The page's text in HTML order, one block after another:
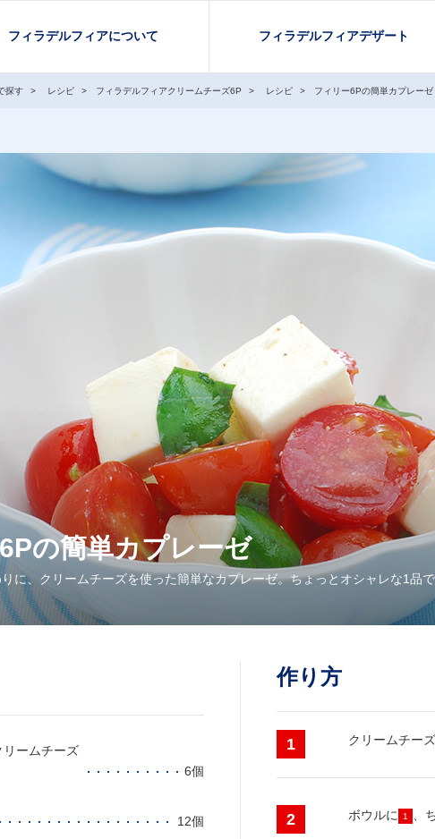
フィラデルフィアについて フィラデルフィアデザート
探す レシピ フィラデルフィアクリームチーズ6P レシピ フィリー6Pの簡単カプレーゼ
の簡単カプレーゼ
に、クリームチーズを使った簡単なカプレーゼ。ちょっとオシャレな1品
リームチーズ
6個
12個
作り方
クリームチー
ボウルに 1 、